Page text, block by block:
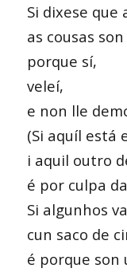
Si dixese que
as cousas
porque sí,
veleí,
e non lle
(Si aquíl está
i aquil outro
é por culpa
Si algunhos
cun saco de
é porque son